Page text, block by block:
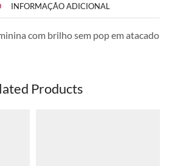
INFORMAÇÃO ADICIONAL
com brilho sem pop em atacado
Products